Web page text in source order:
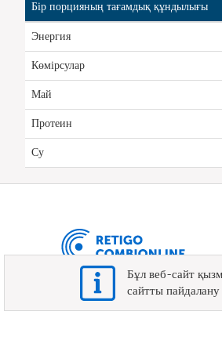
Бір порцияның тағамдық құндылығы
Энергия
Көмірсулар
Май
Протеин
Су
Бұл веб-сайт
сайтты пайдалану